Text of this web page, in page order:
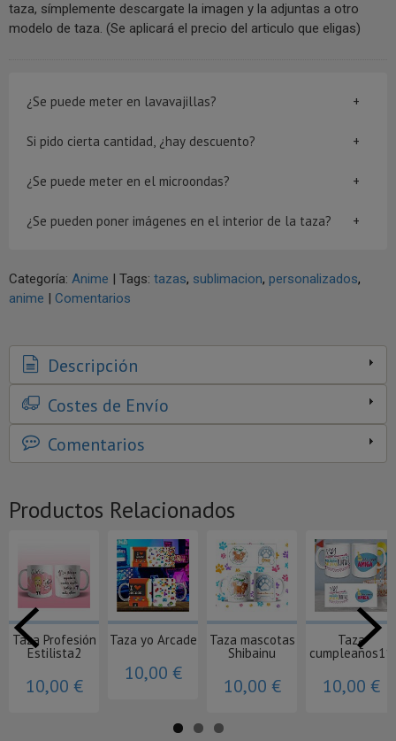
taza, símplemente descargate la imagen y la adjuntas a otro
modelo de taza. (Se aplicará el precio del articulo que eligas)
¿Se puede meter en lavavajillas?
Si pido cierta cantidad, ¿hay descuento?
¿Se puede meter en el microondas?
¿Se pueden poner imágenes en el interior de la taza?
Categoría: Anime | Tags: tazas sublimacion personalizados
anime | Comentarios
Descripción
Costes de Envío
Comentarios
Productos Relacionados
Taza Profesión
Estilista2
10,00 €
Taza yo Arcade
10,00 €
Taza mascotas
Shibainu
10,00 €
Taza
cumpleaños11
10,00 €